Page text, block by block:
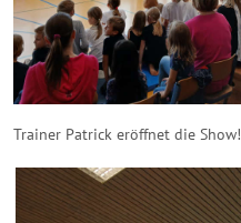
Trainer Patrick eröffnet die Show!